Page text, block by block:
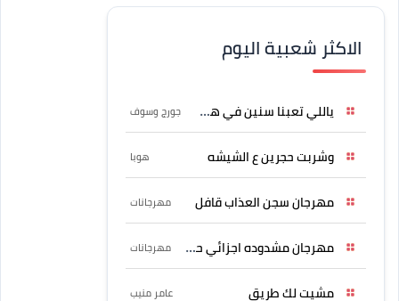
الاكثر شعبية اليوم
ياللي تعبنا سنين في هواه جورج وسوف
وشربت حجرين ع الشيشه هوبا
مهرجان سجن العذاب قافل مهرجانات
مهرجان مشدوده اجزائي حربونى مهرجانات
مشيت لك طريق عامر منيب